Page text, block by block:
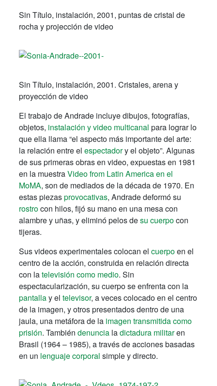
Sin Título, instalación, 2001, puntas de cristal de
rocha y projección de video
Sin Título, instalación, 2001. Cristales, arena y
proyección de video
El trabajo de Andrade incluye dibujos, fotografías,
objetos, instalación y video multicanal para lograr lo
que ella llama “el aspecto más importante del arte:
la relación entre el espectadory el objeto”. Algunas
de sus primeras obras en video, expuestas en 1981
en la muestraVideo from Latin America en el
MoMA, son de mediados de la década de 1970. En
estas piezasprovocativas, Andrade deformó su
rostrocon hilos, fijó su mano en una mesa con
alambre y uñas, y eliminó pelos desu cuerpocon
tijeras.
Sus videos experimentales colocan el cuerpoen el
centro de la acción, construida en relación directa
con latelevisión como medio. Sin
espectacularización, su cuerpo se enfrenta con la
pantallay el televisor, a veces colocado en el centro
de la imagen, y otros presentados dentro de una
jaula, una metáfora de la imagen transmitida como
prisión. También denuncia ladictadura militaren
Brasil (1964 – 1985), a través de acciones basadas
en un lenguaje corporal simple y directo.